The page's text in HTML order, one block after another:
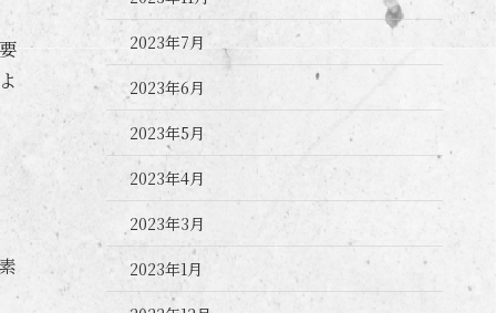
2023年7月
2023年6月
2023年5月
2023年4月
2023年3月
2023年1月